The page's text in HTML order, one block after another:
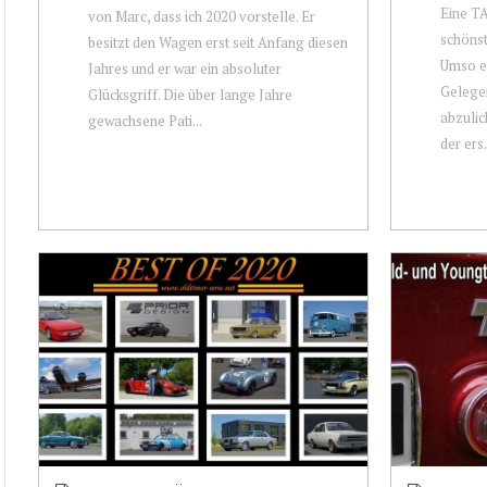
von Marc, dass ich 2020 vorstelle. Er
besitzt den Wagen erst seit Anfang diesen
Jahres und er war ein absoluter
Glücksgriff. Die über lange Jahre
gewachsene Pati...
Eine
Umso
der